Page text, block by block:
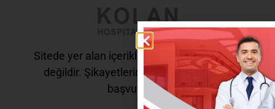
Sitede yer alan içerikler tanı ve tedavi amaçlı
değildir. Şikayetleriniz için doktorunuza
başvurunuz.